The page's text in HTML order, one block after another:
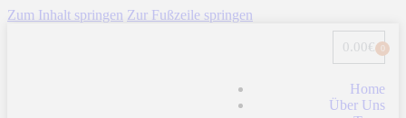
Zum Inhalt springen Zur Fußzeile springen
0.00€ 0
Home
Über Uns